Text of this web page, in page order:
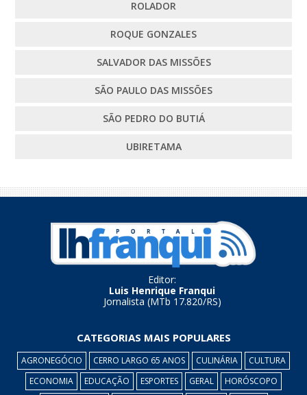
ROLADOR
ROQUE GONZALES
SALVADOR DAS MISSÕES
SÃO PAULO DAS MISSÕES
SÃO PEDRO DO BUTIÁ
UBIRETAMA
Editor:
Luis Henrique Franqui
Jornalista (MTb 17.820/RS)
CATEGORIAS MAIS POPULARES
AGRONEGÓCIO CERRO LARGO 65 ANOS CULINÁRIA
CULTURA
ECONOMIA
EDUCAÇÃO ESPORTES GERAL HORÓSCOPO